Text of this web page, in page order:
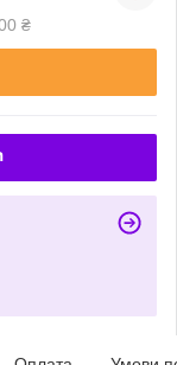
₴